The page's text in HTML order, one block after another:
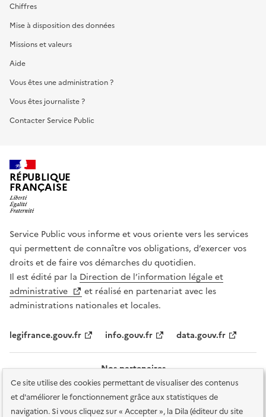
Ce site utilise des cookies permettant de visualiser des contenus
et d'améliorer le fonctionnement grâce aux statistiques de
navigation. Si vous cliquez sur « Accepter », la Dila (éditeur du site
Chiffres
Mise à disposition des données
Missions et valeurs
Aide
Vous êtes une administration ?
Vous êtes journaliste ?
Contacter Service Public
RÉPUBLIQUE
FRANÇAISE
Service Public vous informe et vous oriente vers les services
qui permettent de connaître vos obligations, d’exercer vos
droits et de faire vos démarches du quotidien.
Il est édité par la Direction de l’information légale et
administrative
et réalisé en partenariat avec les
administrations nationales et locales.
legifrance.gouv.fr info.gouv.fr data.gouv.fr
Nos partenaires